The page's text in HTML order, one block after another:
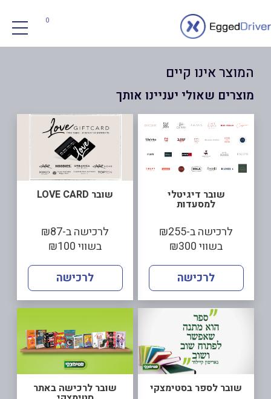
0
המוצר אינו קיים
מוצרים שאולי יעניינו אותך
שובר דיגיטלי
למסעדות
לרכישה ב-₪255
בשווי ₪300
לרכישה
שובר LOVE CARD
לרכישה ב-₪87
בשווי ₪100
לרכישה
שובר לספר בסטימצקי שובר לרכישה באתר